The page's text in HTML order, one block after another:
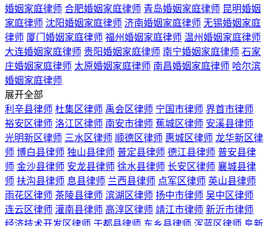
婚姻家庭律师 合肥婚姻家庭律师 青岛婚姻家庭律师 昆明婚姻
家庭律师 沈阳婚姻家庭律师 济南婚姻家庭律师 无锡婚姻家庭
律师 厦门婚姻家庭律师 福州婚姻家庭律师 温州婚姻家庭律师
大连婚姻家庭律师 贵阳婚姻家庭律师 南宁婚姻家庭律师 石家
庄婚姻家庭律师 太原婚姻家庭律师 南昌婚姻家庭律师 哈尔滨
婚姻家庭律师
展开全部
利辛县律师 杜集区律师 禹会区律师 宁国市律师 界首市律师
裕安区律师 洛江区律师 南安市律师 蕉城区律师 安溪县律师
光明新区律师 三水区律师 顺德区律师 惠城区律师 龙华新区律
师 博白县律师 独山县律师 普定县律师 德江县律师 普安县律
师 金沙县律师 安龙县律师 徐水县律师 长安区律师 襄城县律
师 扶沟县律师 息县律师 兰西县律师 点军区律师 英山县律师
雨花区律师 茶陵县律师 滨湖区律师 扬中市律师 吴中区律师
连云区律师 灌南县律师 高淳区律师 靖江市律师 新沂市律师
经济技术开发区律师 于都县律师 东乡县律师 浑蓝区律师 阜新